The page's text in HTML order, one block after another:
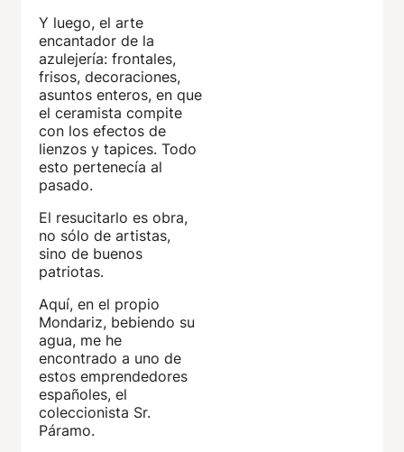
Y luego, el arte
encantador de la
azulejería: frontales,
frisos, decoraciones,
asuntos enteros, en que
el ceramista compite
con los efectos de
lienzos y tapices. Todo
esto pertenecía al
pasado.
El resucitarlo es obra,
no sólo de artistas,
sino de buenos
patriotas.
Aquí, en el propio
Mondariz, bebiendo su
agua, me he
encontrado a uno de
estos emprendedores
españoles, el
coleccionista Sr.
Páramo.